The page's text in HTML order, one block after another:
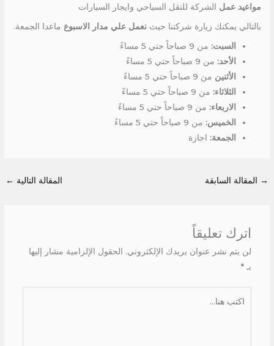
مواعيد عمل الشركة للنقل السياحي وايجار السيارات
بالتالي يمكنك زيارة شركتنا حيثنعمل علي مدار الاسبوع ماعدا الجمعة.
السبت: من 9 صباحاً حتي 5 مساءً
الأحد: من 9 صباحاً حتي 5 مساءً
الأثنين من 9 صباحاً حتي 5 مساءً
الثلاثاء: من 9 صباحاً حتي 5 مساءً
الاربعاء: من 9 صباحاً حتي 5 مساءً
الخميس: من 9 صباحاً حتي 5 مساءً
الجمعة: اجازة
→ المقالة السابقة المقالة التالية ←
اترك تعليقاً
لن يتم نشر عنوان بريدك الإلكتروني. الحقول الإلزامية مشار إليها
بـ *